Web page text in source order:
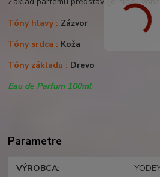
Tóny hlavy : Zázvor
Tóny srdca : Koža
Tóny základu : Drevo
Eau de Parfum 100ml
Parametre
VÝROBCA